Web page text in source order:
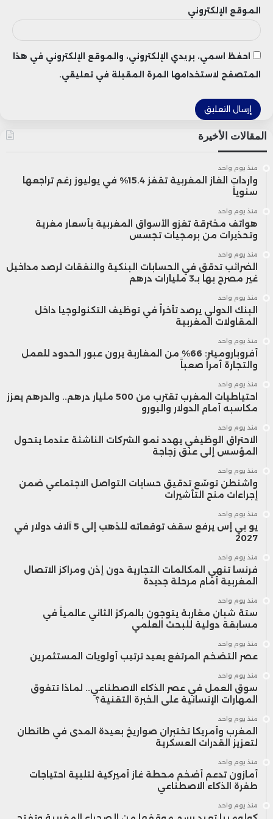
الموقع الإلكتروني
احفظ اسمي، بريدي الإلكتروني، والموقع الإلكتروني في هذا
المتصفح لاستخدامها المرة المقبلة في تعليقي.
المقالات الأخيرة
منذ يوم واحد
واردات الغاز المغربية تقفز 15.4% في يوليوز رغم تراجعها
سنوياً
منذ يوم واحد
هواتف مخترقة تغزو الأسواق المغربية بأسعار مغرية
وتحذيرات من برمجيات تجسس
منذ يوم واحد
الضرائب تدقق في الحسابات البنكية والنفقات لرصد مداخيل
غير مصرح بها بـ3 مليارات درهم
منذ يوم واحد
البنك الدولي يرصد تأخراً في توظيف التكنولوجيا داخل
المقاولات المغربية
منذ يوم واحد
أفروباروميتر: 66% من المغاربة يرون عبور الحدود للعمل
والتجارة أمراً صعباً
منذ يوم واحد
احتياطيات المغرب تقترب من 500 مليار درهم.. والدرهم يعزز
مكاسبه أمام الدولار واليورو
منذ يوم واحد
الاحتراق الوظيفي يهدد نمو الشركات الناشئة عندما يتحول
المؤسس إلى عنق زجاجة
منذ يوم واحد
واشنطن توسّع تدقيق حسابات التواصل الاجتماعي ضمن
إجراءات منح التأشيرات
منذ يوم واحد
يو بي إس يرفع سقف توقعاته للذهب إلى 5 آلاف دولار في
2027
منذ يوم واحد
فرنسا تنهي المكالمات التجارية دون إذن ومراكز الاتصال
المغربية أمام مرحلة جديدة
منذ يوم واحد
ستة شبان مغاربة يتوجون بالمركز الثاني عالمياً في
مسابقة دولية للبحث العلمي
منذ يوم واحد
عصر التضخم المرتفع يعيد ترتيب أولويات المستثمرين
منذ يوم واحد
سوق العمل في عصر الذكاء الاصطناعي.. لماذا تتفوق
المهارات الإنسانية على الخبرة التقنية؟
منذ يوم واحد
المغرب وأمريكا تختبران صواريخ بعيدة المدى في طانطان
لتعزيز القدرات العسكرية
منذ يوم واحد
أمازون تدعم أضخم محطة غاز أميركية لتلبية احتياجات
طفرة الذكاء الاصطناعي
منذ يوم واحد